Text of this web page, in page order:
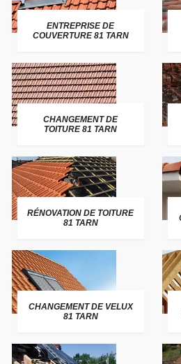
ENTREPRISE DE
COUVERTURE 81 TARN
CHANGEMENT DE
TOITURE 81 TARN
RÉNOVATION DE TOITURE
81 TARN
CHANGEMENT DE VELUX
81 TARN